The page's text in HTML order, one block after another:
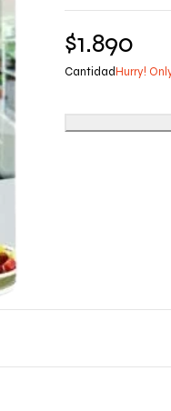
$1.890
CantidadHurry!